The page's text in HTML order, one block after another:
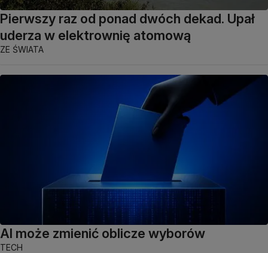
Pierwszy raz od ponad dwóch dekad. Upał
uderza w elektrownię atomową
ZE ŚWIATA
AI może zmienić oblicze wyborów
TECH